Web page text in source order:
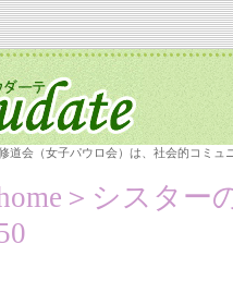
道会（女子パウロ会）は、社会的コミ
＞シスター